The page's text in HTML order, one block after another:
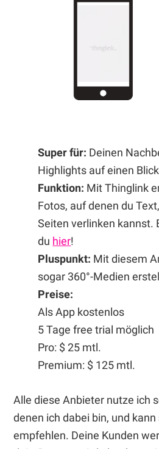
Super für: Deinen
Highlights auf einen Blick
Funktion: Mit Thinglink
Fotos, auf denen du
Seiten verlinken kannst.
du hier!
Pluspunkt: Mit diesem
sogar 360°-Medien
Preise:
Als App kostenlos
5 Tage free trial möglich
Pro: $ 25 mtl.
Premium: $ 125 mtl.
Alle diese Anbieter nutze ich
denen ich dabei bin, und
empfehlen. Deine Kunden